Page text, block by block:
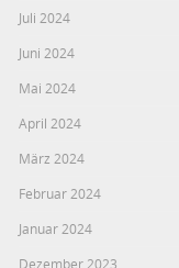
Juli 2024
Juni 2024
Mai 2024
April 2024
März 2024
Februar 2024
Januar 2024
Dezember 2023